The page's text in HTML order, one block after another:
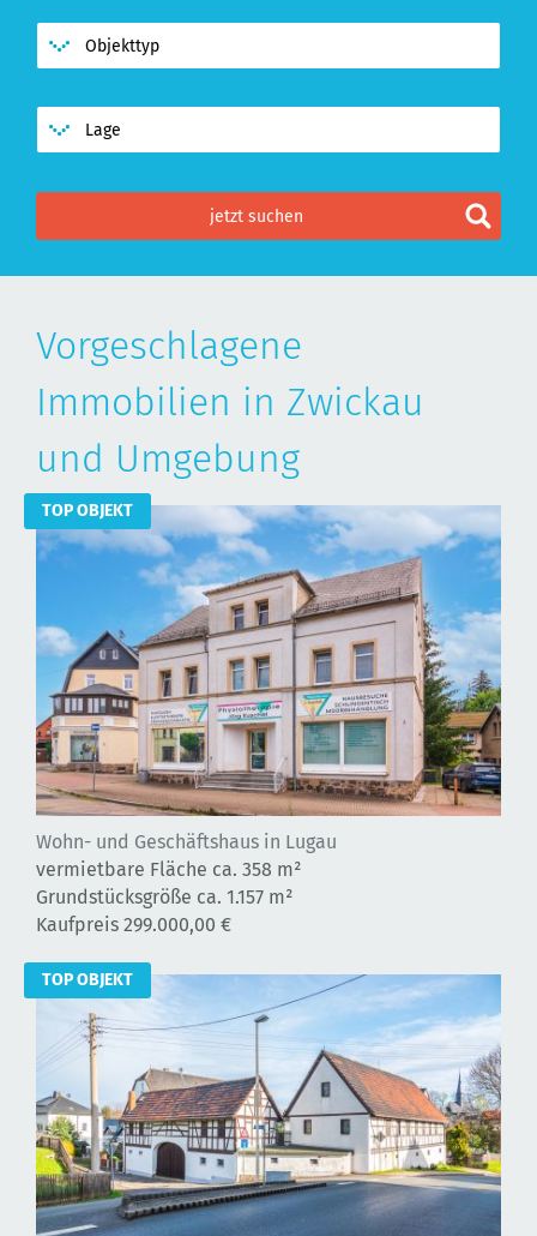
Vorgeschlagene
Immobilien in Zwickau
und Umgebung
Wohn- und Geschäftshaus in Lugau
vermietbare Fläche ca. 358 m²
Grundstücksgröße ca. 1.157 m²
Kaufpreis 299.000,00 €
TOP OBJEKT
TOP OBJEKT